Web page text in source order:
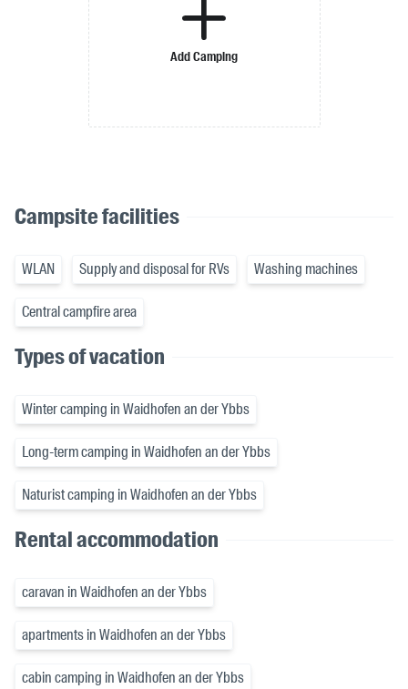
Add Camping
Campsite facilities
WLAN Supply and disposal for RVs Washing machines
Central campfire area
Types of vacation
Winter camping in Waidhofen an der Ybbs
Long-term camping in Waidhofen an der Ybbs
Naturist camping in Waidhofen an der Ybbs
Rental accommodation
caravan in Waidhofen an der Ybbs
apartments in Waidhofen an der Ybbs
cabin camping in Waidhofen an der Ybbs